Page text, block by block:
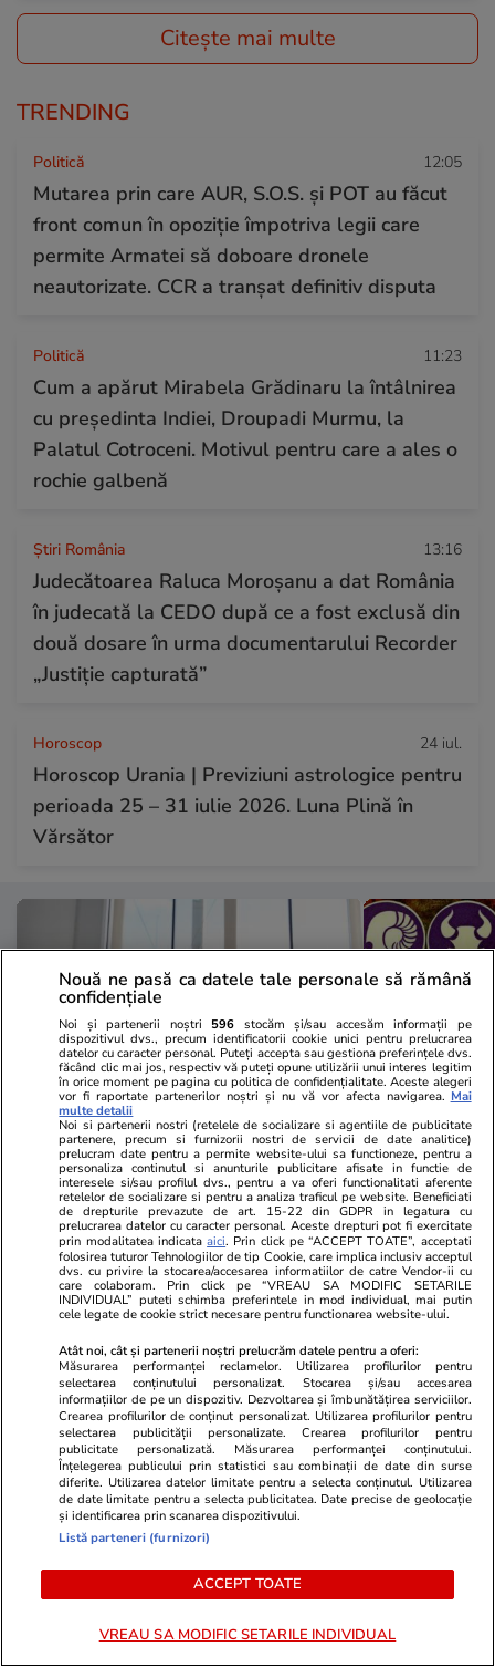
Citește mai multe
TRENDING
Politică 12:05
Mutarea prin care AUR, S.O.S. și POT au făcut
front comun în opoziție împotriva legii care
permite Armatei să doboare dronele
neautorizate. CCR a tranșat definitiv disputa
Politică 11:23
Cum a apărut Mirabela Grădinaru la întâlnirea
cu președinta Indiei, Droupadi Murmu, la
Palatul Cotroceni. Motivul pentru care a ales o
rochie galbenă
Știri România 13:16
Judecătoarea Raluca Moroșanu a dat România
în judecată la CEDO după ce a fost exclusă din
două dosare în urma documentarului Recorder
„Justiție capturată”
Horoscop 24 iul.
Horoscop Urania | Previziuni astrologice pentru
perioada 25 – 31 iulie 2026. Luna Plină în
Vărsător
Vacanțe și Cultură 22:09
Compania aeriană Qantas, zbor
record de 19 ore din Franța în
Australia. Ce pățește corpul tău
când stai aproape o zi întreagă în
aer
Horoscop
Horoscop
încep o
relația cu
fondul unui
muncă
Horoscop 21:50
Horoscop 26 iulie 2026. Racii
încep o perioadă mai dificilă în
relația cu superiorii, poate și pe
fondul unui volum mai mare de
Vacanțe și Cultură
Nouă ne pasă ca datele tale personale să rămână
confidențiale
Noi și partenerii noștri 596 stocăm și/sau accesăm informații pe
dispozitivul dvs., precum identificatorii cookie unici pentru prelucrarea
datelor cu caracter personal. Puteți accepta sau gestiona preferințele dvs.
făcând clic mai jos, respectiv vă puteți opune utilizării unui interes legitim
în orice moment pe pagina cu politica de confidențialitate. Aceste alegeri
vor fi raportate partenerilor noștri și nu vă vor afecta navigarea. Mai
multe detalii
Noi si partenerii nostri (retelele de socializare si agentiile de publicitate
partenere, precum si furnizorii nostri de servicii de date analitice)
prelucram date pentru a permite website-ului sa functioneze, pentru a
personaliza continutul si anunturile publicitare afisate in functie de
interesele si/sau profilul dvs., pentru a va oferi functionalitati aferente
retelelor de socializare si pentru a analiza traficul pe website. Beneficiati
de drepturile prevazute de art. 15-22 din GDPR in legatura cu
prelucrarea datelor cu caracter personal. Aceste drepturi pot fi exercitate
prin modalitatea indicataaici. Prin click pe “ACCEPT TOATE”, acceptati
folosirea tuturor Tehnologiilor de tip Cookie, care implica inclusiv acceptul
dvs. cu privire la stocarea/accesarea informatiilor de catre Vendor-ii cu
care colaboram. Prin click pe “VREAU SA MODIFIC SETARILE
INDIVIDUAL” puteti schimba preferintele in mod individual, mai putin
cele legate de cookie strict necesare pentru functionarea website-ului.
Atât noi, cât și partenerii noștri prelucrăm datele pentru a oferi:
Măsurarea performanței reclamelor. Utilizarea profilurilor pentru
selectarea conținutului personalizat. Stocarea și/sau accesarea
informațiilor de pe un dispozitiv. Dezvoltarea și îmbunătățirea serviciilor.
Crearea profilurilor de conținut personalizat. Utilizarea profilurilor pentru
selectarea publicității personalizate. Crearea profilurilor pentru
publicitate personalizată. Măsurarea performanței conținutului.
Înțelegerea publicului prin statistici sau combinații de date din surse
diferite. Utilizarea datelor limitate pentru a selecta conținutul. Utilizarea
de date limitate pentru a selecta publicitatea. Date precise de geolocație
și identificarea prin scanarea dispozitivului.
Listă parteneri (furnizori)
ACCEPT TOATE
VREAU SA MODIFIC SETARILE INDIVIDUAL